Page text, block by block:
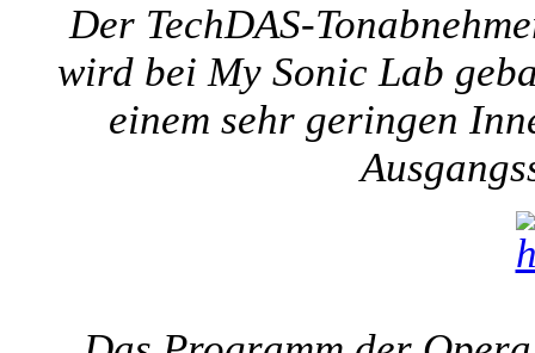
Der TechDAS-
wird bei My Sonic Lab
einem sehr geringen